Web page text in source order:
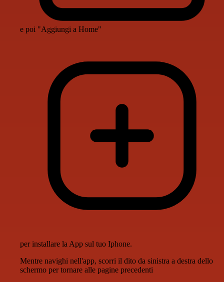
e poi "Aggiungi a Home"
per installare la App sul tuo Iphone.
Mentre navighi nell'app, scorri il dito da sinistra a destra dello
schermo per tornare alle pagine precedenti